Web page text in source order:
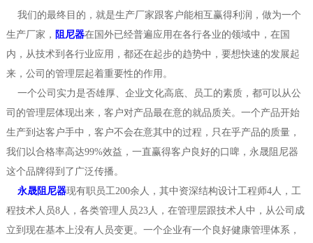
我们的最终目的，就是生产厂家跟客户能相互赢得利润，做为一个
生产厂家， 阻尼器在国外已经普遍应用在各行各业的领域中，在国
内，从技术到各行业应用，都还在起步的趋势中，要想快速的发展起
来，公司的管理层起着重要性的作用。
一个公司实力是否雄厚、企业文化高底、员工的素质，都可以从公
司的管理层体现出来，客户对产品最在意的就品质关。一个产品开始
生产到达客户手中，客户不会在意其中的过程，只在乎产品的质量，
我们以合格率高达99%效益，一直赢得客户良好的口啤，永晟阻尼器
这个品牌得到了广泛传播。
永晟阻尼器现有职员工200余人，其中资深结构设计工程师4人，工
程技术人员8人，各类管理人员23人，在管理层跟技术人中，从公司成
立到现在基本上没有人员变更。一个企业有一个良好健康管理体系，